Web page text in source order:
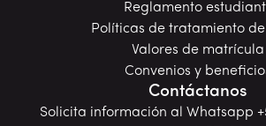
Reglamento
Políticas de tratamiento
Valores de matrícula
Convenios y
Contáctanos
Solicita información al Whatsapp